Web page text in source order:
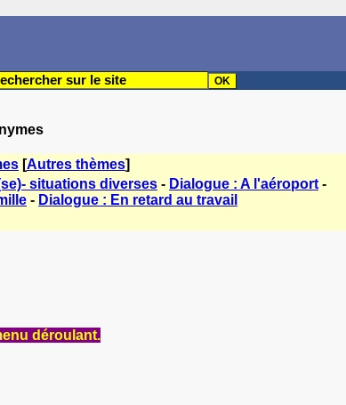
[Autres thèmes]
situations diverses - Dialogue : A l'aéroport -
- Dialogue : En retard au travail
déroulant.